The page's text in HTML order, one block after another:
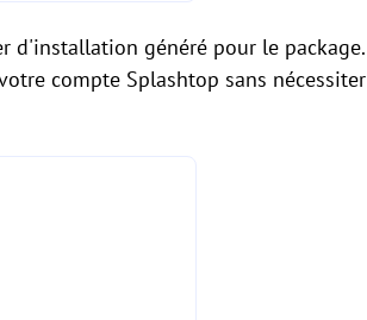
d'installation généré pour le package.
compte Splashtop sans nécessiter